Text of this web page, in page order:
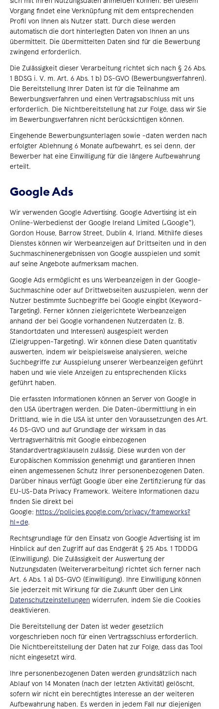
Vorgang findet eine Verknüpfung mit dem entsprechenden
Profil von Ihnen als Nutzer statt. Durch diese werden
automatisch die dort hinterlegten Daten von Ihnen an uns
übermittelt. Die übermittelten Daten sind für die Bewerbung
zwingend erforderlich.
Die Zulässigkeit dieser Verarbeitung richtet sich nach § 26 Abs.
1 BDSG i. V. m. Art. 6 Abs. 1 b) DS-GVO (Bewerbungsverfahren).
Die Bereitstellung Ihrer Daten ist für die Teilnahme am
Bewerbungsverfahren und einen Vertragsabschluss mit uns
erforderlich. Die Nichtbereitstellung hat zur Folge, dass wir Sie
im Bewerbungsverfahren nicht berücksichtigen können.
Eingehende Bewerbungsunterlagen sowie -daten werden nach
erfolgter Ablehnung 6 Monate aufbewahrt, es sei denn, der
Bewerber hat eine Einwilligung für die längere Aufbewahrung
erteilt.
Google Ads
Wir verwenden Google Advertising. Google Advertising ist ein
Online-Werbedienst der Google Ireland Limited („Google“),
Gordon House, Barrow Street, Dublin 4, Irland. Mithilfe dieses
Dienstes können wir Werbeanzeigen auf Drittseiten und in den
Suchmaschinenergebnissen von Google ausspielen und somit
auf seine Angebote aufmerksam machen.
Google Ads ermöglicht es uns Werbeanzeigen in der Google-
Suchmaschine oder auf Drittwebseiten auszuspielen, wenn der
Nutzer bestimmte Suchbegriffe bei Google eingibt (Keyword-
Targeting). Ferner können zielgerichtete Werbeanzeigen
anhand der bei Google vorhandenen Nutzerdaten (z. B.
Standortdaten und Interessen) ausgespielt werden
(Zielgruppen-Targeting). Wir können diese Daten quantitativ
auswerten, indem wir beispielsweise analysieren, welche
Suchbegriffe zur Ausspielung unserer Werbeanzeigen geführt
haben und wie viele Anzeigen zu entsprechenden Klicks
geführt haben.
Die erfassten Informationen können an Server von Google in
den USA übertragen werden. Die Daten-übermittlung in ein
Drittland, wie in die USA ist unter den Voraussetzungen des Art.
46 DS-GVO und auf Grundlage der wirksam in das
Vertragsverhältnis mit Google einbezogenen
Standardvertragsklauseln zulässig. Diese wurden von der
Europäischen Kommission genehmigt und garantieren Ihnen
einen angemessenen Schutz Ihrer personenbezogenen Daten.
Darüber hinaus verfügt Google über eine Zertifizierung für das
EU-US-Data Privacy Framework. Weitere Informationen dazu
finden Sie direkt bei
Google: https://policies.google.com/privacy/frameworks?
hl=de.
Rechtsgrundlage für den Einsatz von Google Advertising ist im
Hinblick auf den Zugriff auf das Endgerät § 25 Abs. 1 TDDDG
(Einwilligung). Die Zulässigkeit der Auswertung der
Nutzungsdaten (Weiterverarbeitung) richtet sich ferner nach
Art. 6 Abs. 1 a) DS-GVO (Einwilligung). Ihre Einwilligung können
Sie jederzeit mit Wirkung für die Zukunft über den Link
Datenschutzeinstellungen widerrufen, indem Sie die Cookies
deaktivieren.
Die Bereitstellung der Daten ist weder gesetzlich
vorgeschrieben noch für einen Vertragsschluss erforderlich.
Die Nichtbereitstellung der Daten hat zur Folge, dass das Tool
nicht eingesetzt wird.
Ihre personenbezogenen Daten werden grundsätzlich nach
Ablauf von 14 Monaten (nach der letzten Aktivität) gelöscht,
sofern wir nicht ein berechtigtes Interesse an der weiteren
Aufbewahrung haben. Es werden in jedem Fall nur diejenigen